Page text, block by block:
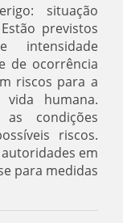
situação
previstos
intensidade
de ocorrência
riscos para a
humana.
condições
riscos.
em
para medidas